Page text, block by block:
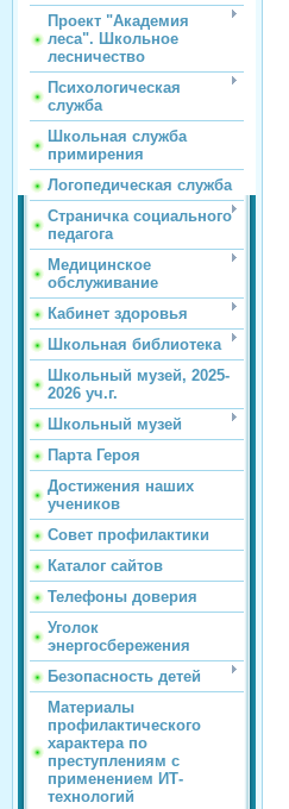
Проект "Академия
леса". Школьное
лесничество
Психологическая
служба
Школьная служба
примирения
Логопедическая служба
Страничка социального
педагога
Медицинское
обслуживание
Кабинет здоровья
Школьная библиотека
Школьный музей, 2025-
2026 уч.г.
Школьный музей
Парта Героя
Достижения наших
учеников
Совет профилактики
Каталог сайтов
Телефоны доверия
Уголок
энергосбережения
Безопасность детей
Материалы
профилактического
характера по
преступлениям с
применением ИТ-
технологий